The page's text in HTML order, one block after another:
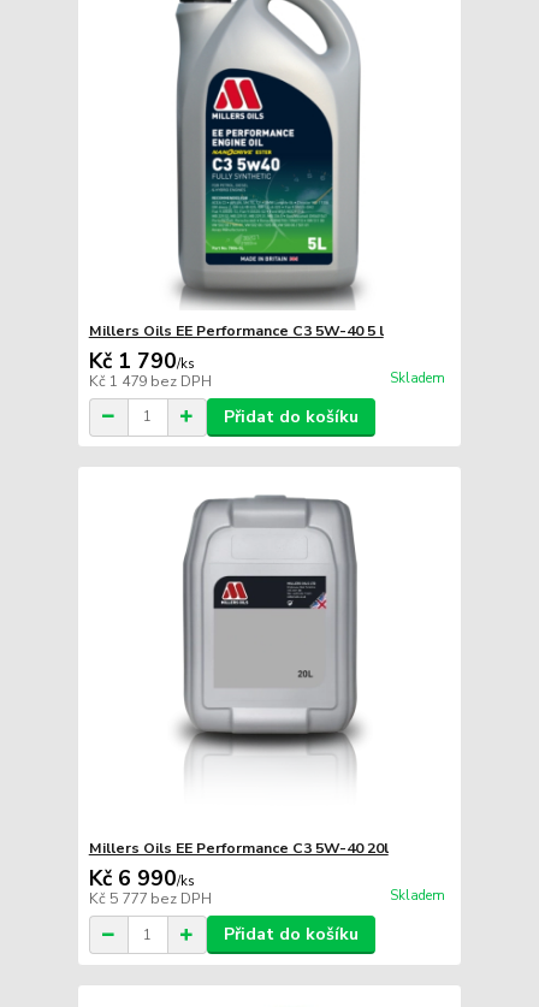
Millers Oils EE Performance C3 5W-40 5 l
Kč 1 790/ks
Kč 1 479 bez DPH Skladem
Přidat do košíku
Millers Oils EE Performance C3 5W-40 20l
Kč 6 990/ks
Kč 5 777 bez DPH Skladem
Přidat do košíku